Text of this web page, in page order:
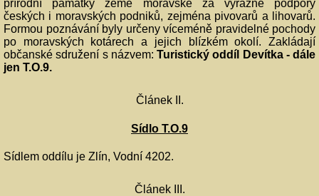
přírodní památky země moravské za výrazné podpory
českých i moravských podniků, zejména pivovarů a lihovarů.
Formou poznávání byly určeny víceméně pravidelné pochody
po moravských kotárech a jejich blízkém okolí. Zakládají
občanské sdružení s názvem: Turistický oddíl Devítka - dále
jen T.O.9.
Článek II.
Sídlo T.O.9
Sídlem oddílu je Zlín, Vodní 4202.
Článek III.